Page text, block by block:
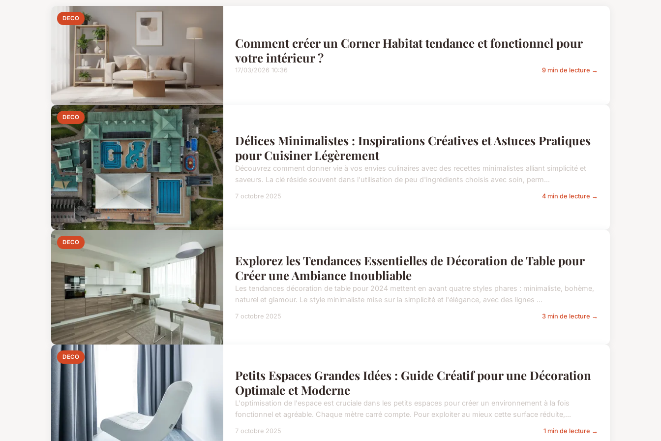
DECO
Comment créer un Corner Habitat tendance et fonctionnel pour
votre intérieur ?
17/03/2026 10:36 9 min de lecture →
DECO
Délices Minimalistes : Inspirations Créatives et Astuces Pratiques
pour Cuisiner Légèrement
Découvrez comment donner vie à vos envies culinaires avec des recettes minimalistes alliant simplicité et
saveurs. La clé réside souvent dans l'utilisation de peu d'ingrédients choisis avec soin, perm...
7 octobre 2025 4 min de lecture →
DECO
Explorez les Tendances Essentielles de Décoration de Table pour
Créer une Ambiance Inoubliable
Les tendances décoration de table pour 2024 mettent en avant quatre styles phares : minimaliste, bohème,
naturel et glamour. Le style minimaliste mise sur la simplicité et l'élégance, avec des lignes ...
7 octobre 2025 3 min de lecture →
DECO
Petits Espaces Grandes Idées : Guide Créatif pour une Décoration
Optimale et Moderne
L'optimisation de l'espace est cruciale dans les petits espaces pour créer un environnement à la fois
fonctionnel et agréable. Chaque mètre carré compte. Pour exploiter au mieux cette surface réduite,...
7 octobre 2025 1 min de lecture →